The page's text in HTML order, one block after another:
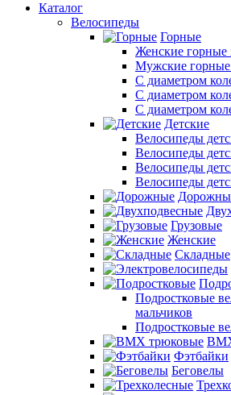
Каталог
Велосипеды
Горные
Женские горные
Мужские
С диаметром
С диаметром
С диаметром
Детские
Велосипеды
Велосипеды
Велосипеды
Велосипеды
Грузовые
Женские
Складные
Подростковые
мальчиков
Подростковые
Фэтбайки
Беговелы